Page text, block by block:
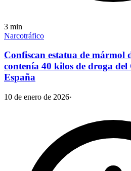
3 min
Narcotráfico
Confiscan estatua de mármol
contenía 40 kilos de droga
España
10 de enero de 2026·